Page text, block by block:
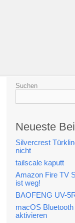
Suchen
Neueste
Silvercrest
nicht
tailscale kaputt
Amazon Fire TV
ist weg!
BAOFENG UV-
macOS
aktivieren